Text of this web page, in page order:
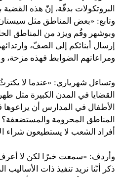
البروتكولات بدقّة، إنّ هذه
وتابع: «بعض المناطق مثل
وبوشهر وقُم ويزد من المناطق
إرسال أبنائكم إلى الصفّ،
ومراعاتهم الضوابط فهذه مزحة،
وتساءل شهرياري: «عندما لا يكترثُ
القضايا في المدن الكبيرة مثل
الأطفال في المدارس أن
أفراد الشعب لا يستطيعون شراء
وأردف: «سمعت خبرًا لكن لا أعرف
ذكر أنّنا نريد تنفيذ ذات الأساليب